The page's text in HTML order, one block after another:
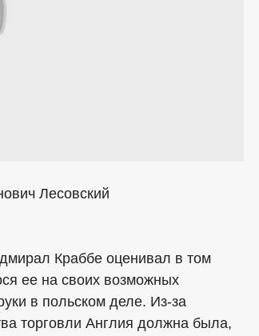
Лесовский
Краббе оценивал в том
ее на своих возможных
в польском деле. Из-за
торговли Англия должна была,